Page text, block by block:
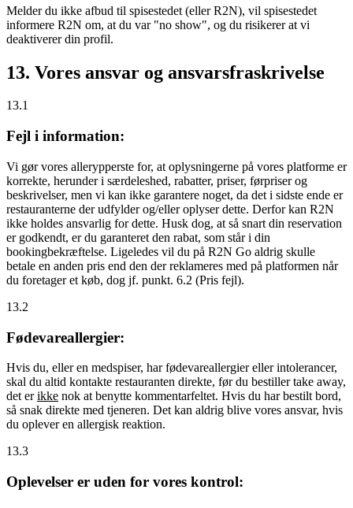
Melder du ikke afbud til spisestedet (eller R2N), vil spisestedet
informere R2N om, at du var "no show", og du risikerer at vi
deaktiverer din profil.
13. Vores ansvar og ansvarsfraskrivelse
13.1
Fejl i information:
Vi gør vores allerypperste for, at oplysningerne på vores platforme er
korrekte, herunder i særdeleshed, rabatter, priser, førpriser og
beskrivelser, men vi kan ikke garantere noget, da det i sidste ende er
restauranterne der udfylder og/eller oplyser dette. Derfor kan R2N
ikke holdes ansvarlig for dette. Husk dog, at så snart din reservation
er godkendt, er du garanteret den rabat, som står i din
bookingbekræftelse. Ligeledes vil du på R2N Go aldrig skulle
betale en anden pris end den der reklameres med på platformen når
du foretager et køb, dog jf. punkt. 6.2 (Pris fejl).
13.2
Fødevareallergier:
Hvis du, eller en medspiser, har fødevareallergier eller intolerancer,
skal du altid kontakte restauranten direkte, før du bestiller take away,
det erikke nok at benytte kommentarfeltet. Hvis du har bestilt bord,
så snak direkte med tjeneren. Det kan aldrig blive vores ansvar, hvis
du oplever en allergisk reaktion.
13.3
Oplevelser er uden for vores kontrol: